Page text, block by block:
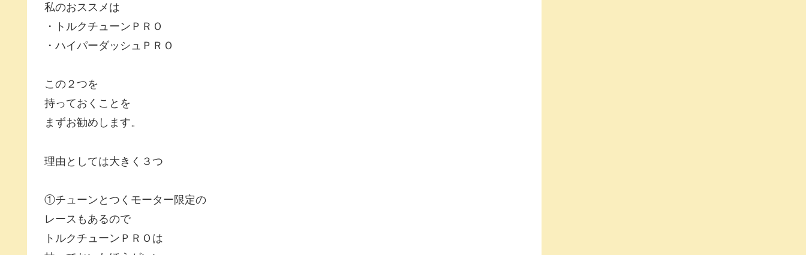
私のおススメは
・トルクチューンＰＲＯ
・ハイパーダッシュＰＲＯ
この２つを
持っておくことを
まずお勧めします。
理由としては大きく３つ
①チューンとつくモーター限定の
レースもあるので
トルクチューンＰＲＯは